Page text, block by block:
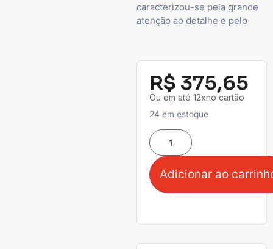
caracterizou-se pela grande
atenção ao detalhe e pelo
R$ 375,65
Ou em até 12xno cartão
24 em estoque
Adicionar ao